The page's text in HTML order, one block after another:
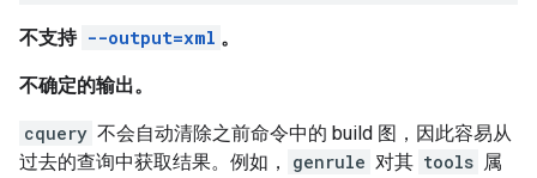
不支持 --output=xml 。
不确定的输出。
cquery 不会自动清除之前命令中的 build 图，因此容易从
过去的查询中获取结果。例如，
genrule 对其 tools 属